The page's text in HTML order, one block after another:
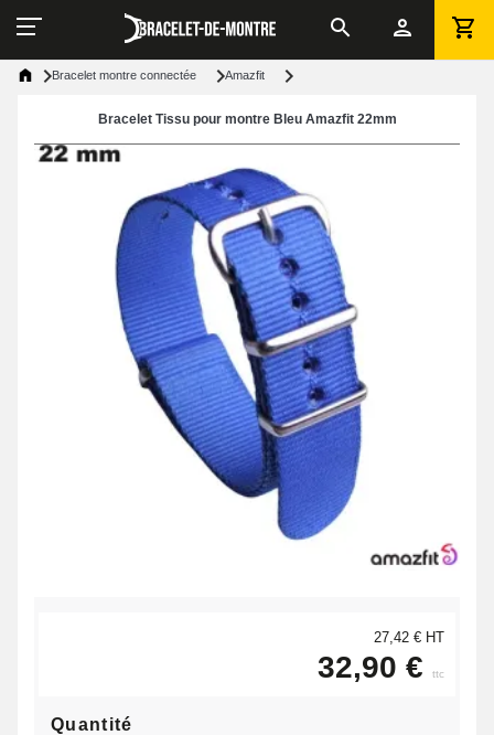
Bracelet montre connectée Amazfit
Bracelet Tissu pour montre Bleu Amazfit 22mm
27,42 € HT
32,90 € ttc
Quantité